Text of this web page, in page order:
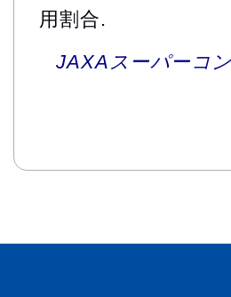
用割合.
JAXAスーパーコ